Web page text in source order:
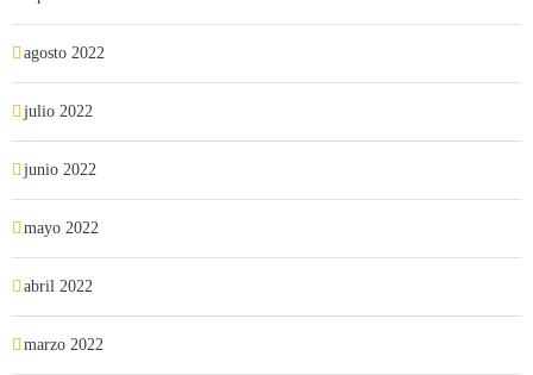
agosto 2022
julio 2022
junio 2022
mayo 2022
abril 2022
marzo 2022